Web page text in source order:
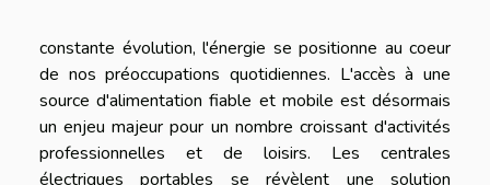
constante évolution, l'énergie se positionne au coeur
de nos préoccupations quotidiennes. L'accès à une
source d'alimentation fiable et mobile est désormais
un enjeu majeur pour un nombre croissant d'activités
professionnelles et de loisirs. Les centrales
électriques portables se révèlent une solution